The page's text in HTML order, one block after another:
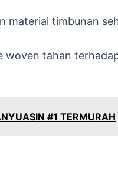
material timbunan
woven tahan
#1 TERMURAH